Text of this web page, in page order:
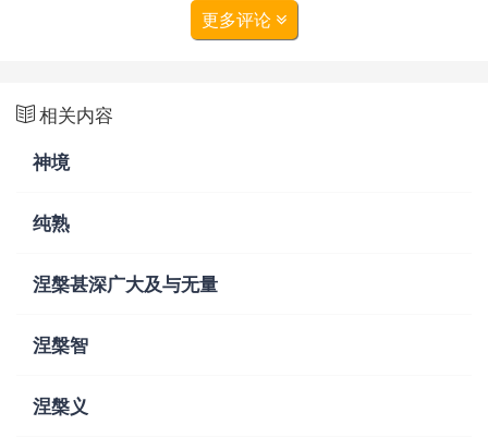
更多评论
相关内容
神境
纯熟
涅槃甚深广大及与无量
涅槃智
涅槃义